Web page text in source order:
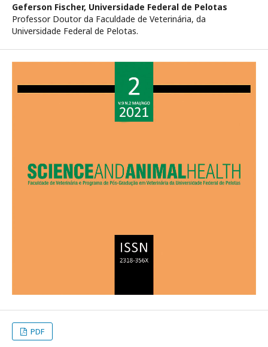
Geferson Fischer, Universidade Federal de Pelotas
Professor Doutor da Faculdade de Veterinária, da
Universidade Federal de Pelotas.
PDF